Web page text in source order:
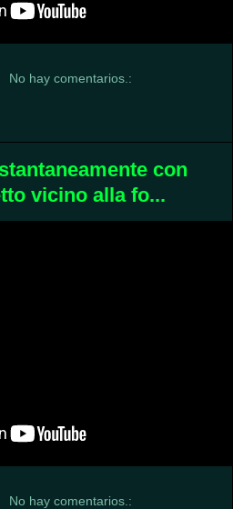
No hay comentarios.:
con
vicino alla fo...
No hay comentarios.: